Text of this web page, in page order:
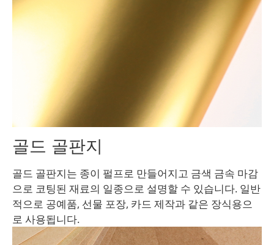
골드 골판지
골드 골판지는 종이 펄프로 만들어지고 금색 금속 마감
으로 코팅된 재료의 일종으로 설명할 수 있습니다. 일반
적으로 공예품, 선물 포장, 카드 제작과 같은 장식용으
로 사용됩니다.